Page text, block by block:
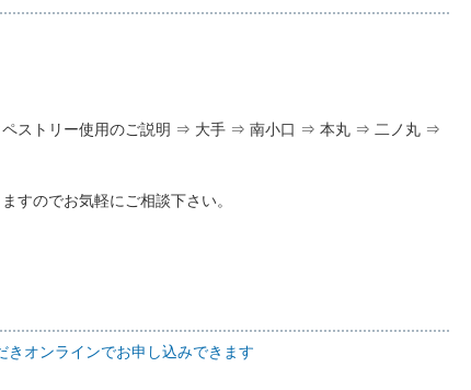
ペストリー使⽤のご説明 ⇒ ⼤⼿ ⇒ 南⼩⼝ ⇒ 本丸 ⇒ ⼆ノ丸 ⇒
すのでお気軽にご相談下さい。
きオンラインでお申し込みできます